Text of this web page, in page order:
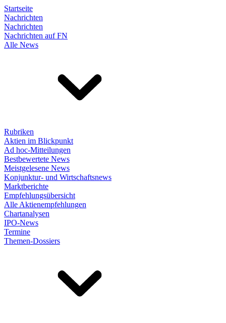
Startseite
Nachrichten
Nachrichten
Nachrichten auf FN
Alle News
Rubriken
Aktien im Blickpunkt
Ad hoc-Mitteilungen
Bestbewertete News
Meistgelesene News
Konjunktur- und Wirtschaftsnews
Marktberichte
Empfehlungsübersicht
Alle Aktienempfehlungen
Chartanalysen
IPO-News
Termine
Themen-Dossiers